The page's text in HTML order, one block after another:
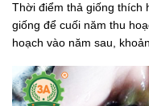
Thời điểm thả giống thích
giống để cuối năm thu
hoạch vào năm sau,